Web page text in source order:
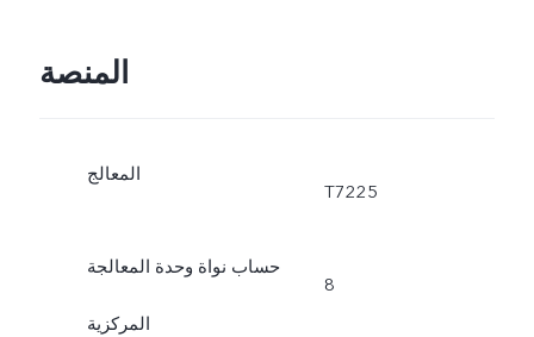
المنصة
المعالج
T7225
حساب نواة وحدة المعالجة
المركزية
8